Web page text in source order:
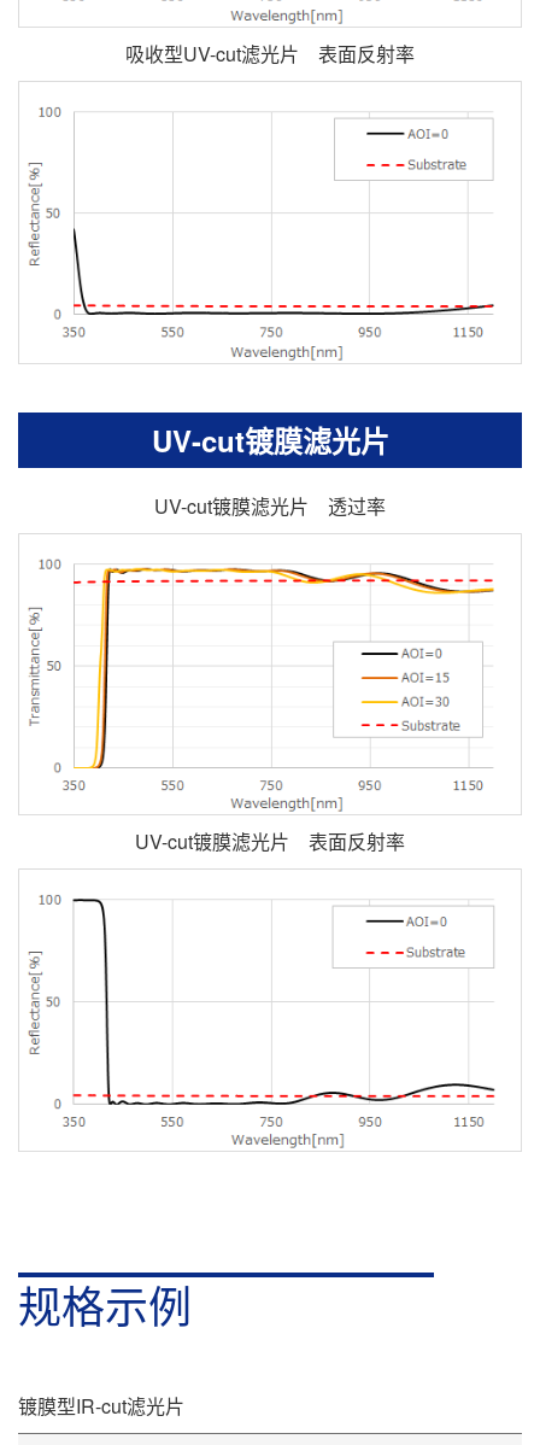
吸收型UV-cut滤光片 表面反射率
UV-cut镀膜滤光片
UV-cut镀膜滤光片 透过率
UV-cut镀膜滤光片 表面反射率
规格示例
镀膜型IR-cut滤光片